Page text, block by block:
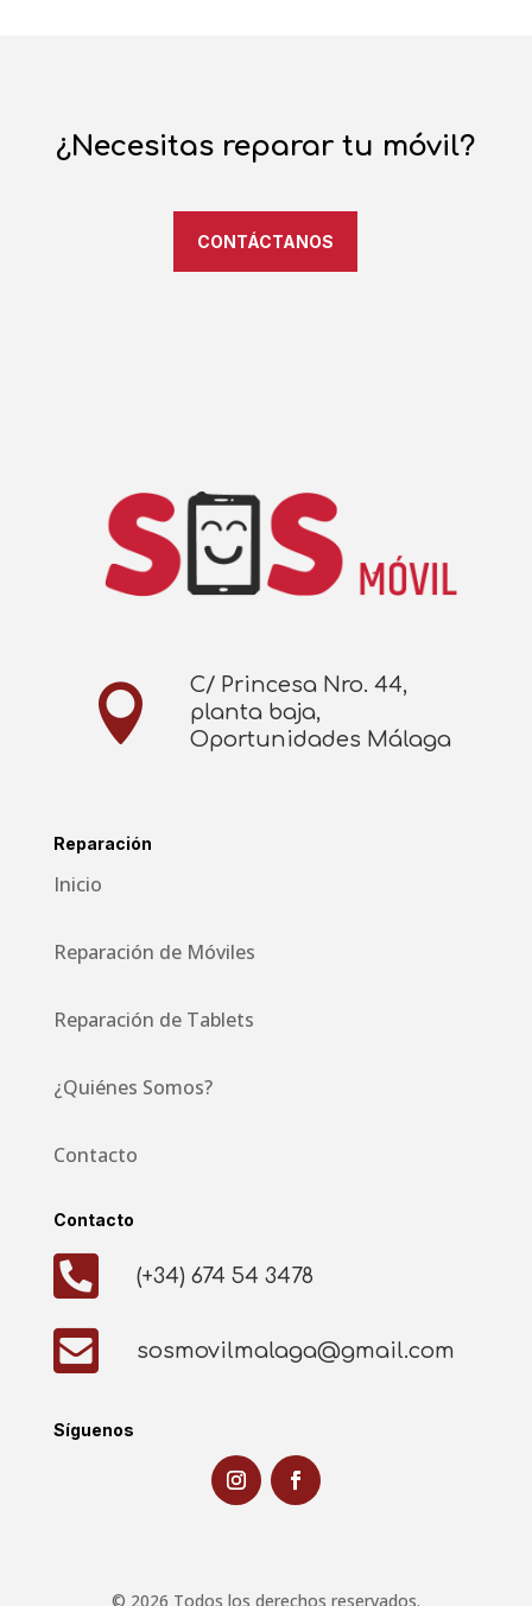
¿Necesitas reparar tu móvil?
CONTÁCTANOS

C/ Princesa Nro. 44,
planta baja,
Oportunidades Málaga
Reparación
Inicio
Reparación de Móviles
Reparación de Tablets
¿Quiénes Somos?
Contacto
Contacto
 (+34) 674 54 3478
 sosmovilmalaga@gmail.com
Síguenos
© 2026 Todos los derechos reservados.